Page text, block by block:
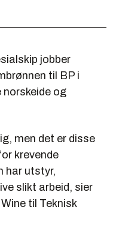
jobber
til BP i
norskeide og
men det er disse
krevende
har utstyr,
slikt arbeid, sier
til Teknisk